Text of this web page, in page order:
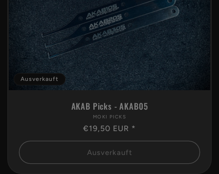
r
i
e
:
Ausverkauft
AKAB Picks - AKAB05
Anbieter:
MOKI PICKS
Normaler
Preis
€19,50 EUR *
Ausverkauft